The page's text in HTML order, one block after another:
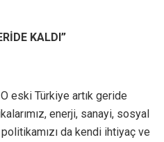
KALDI”
eski Türkiye artık geride
enerji, sanayi, sosyal
da kendi ihtiyaç ve